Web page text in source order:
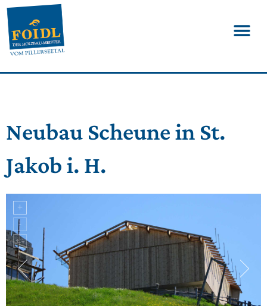
Neubau Scheune in St.
Jakob i. H.